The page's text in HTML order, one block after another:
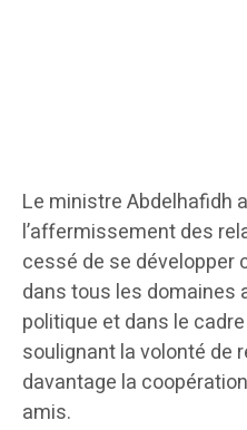
Le ministre Abdelhafidh
l’affermissement des
cessé de se développer
dans tous les domaines
politique et dans le
soulignant la volonté de
davantage la
amis.